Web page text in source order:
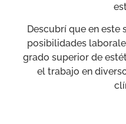
Descubrí que en este
posibilidades
grado superior de
el trabajo en